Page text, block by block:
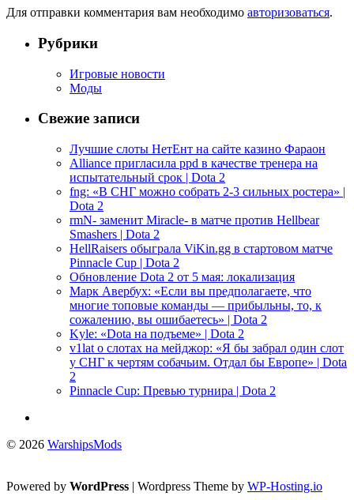
Для отправки комментария вам необходимо авторизоваться.
Рубрики
Игровые новости
Моды
Свежие записи
Лучшие слоты НетЕнт на сайте казино Фараон
Alliance пригласила ppd в качестве тренера на
испытательный срок | Dota 2
fng: «В СНГ можно собрать 2-3 сильных ростера» |
Dota 2
rmN- заменит Miracle- в матче против Hellbear
Smashers | Dota 2
HellRaisers обыграла ViKin.gg в стартовом матче
Pinnacle Cup | Dota 2
Обновление Dota 2 от 5 мая: локализация
Марк Авербух: «Если вы предполагаете, что
многие топовые команды — прибыльны, то, к
сожалению, вы ошибаетесь» | Dota 2
Kyle: «Dota на подъеме» | Dota 2
v1lat о слотах на мейджор: «Я бы забрал один слот
у СНГ к чертям собачьим. Отдал бы Европе» | Dota
2
Pinnacle Cup: Превью турнира | Dota 2
© 2026 WarshipsMods
Powered by WordPress | Wordpress Theme by WP-Hosting.io